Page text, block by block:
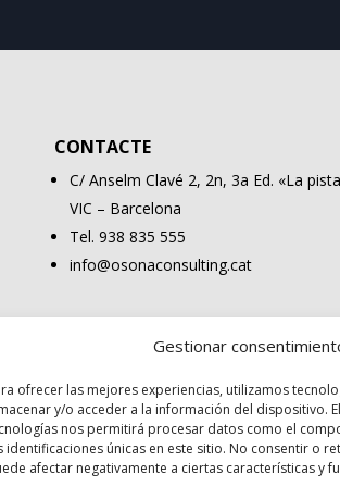
Gestionar
ofrecer las mejores experiencias, utilizamos
y/o acceder a la información del dispositivo.
nos permitirá procesar datos como el
identificaciones únicas en este sitio. No consentir o
afectar negativamente a ciertas características y
CONTACTE
C/ Anselm Clavé 2, 2n, 3a Ed. «La
VIC – Barcelona
Tel. 938 835 555
info@osonaconsulting.cat
Avís Legal |Política de Privacitat|Política de